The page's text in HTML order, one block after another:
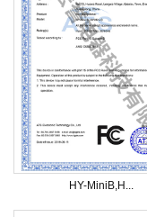
HY-MiniB,H...